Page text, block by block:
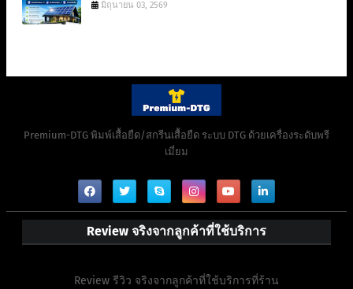
มิถุนายน 03, 2569
Premium-DTG พิมพ์เสื้อยืด/สกรีนเสื้อยืด ระบบ DTG ด้วยเครื่องระดับพรี
เมี่ยม
Review จริงจากลูกค้าที่ใช้บริการ
Review รีวิว จริงจากลูกค้าที่ใช้บริการที่ร้าน